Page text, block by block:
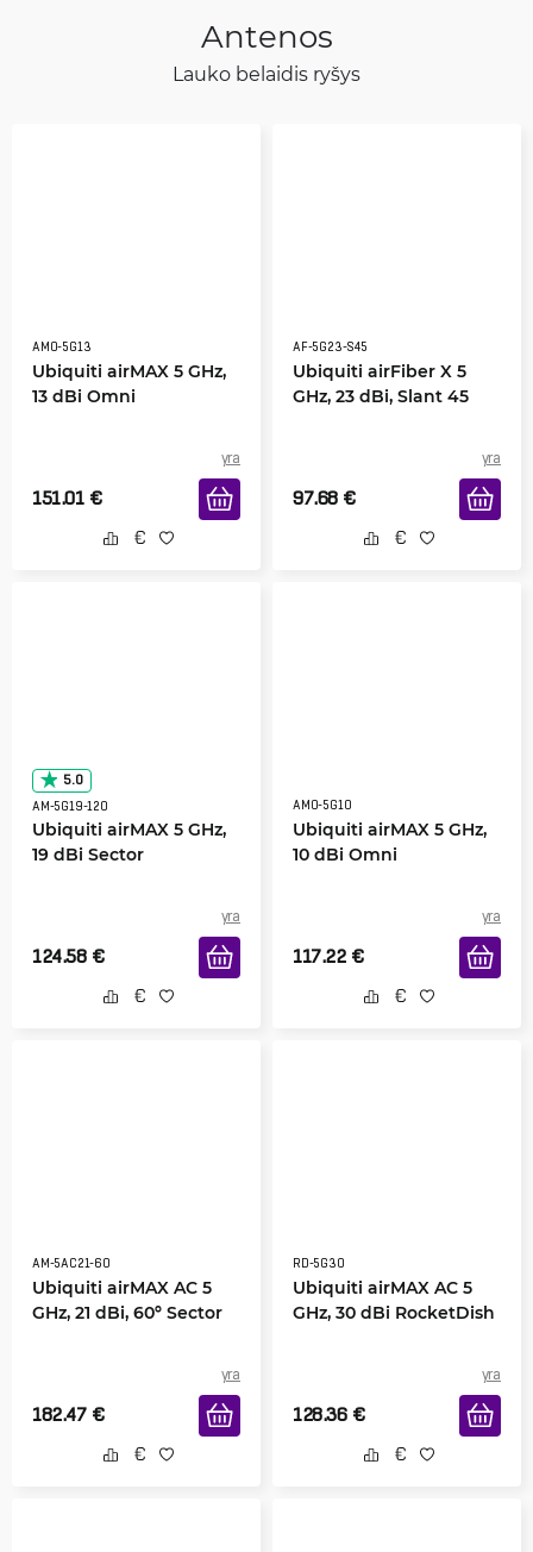
Antenos
Lauko belaidis ryšys
AMO-5G13
Ubiquiti airMAX 5 GHz,
13 dBi Omni
yra
151.01 €
AF-5G23-S45
Ubiquiti airFiber X 5
GHz, 23 dBi, Slant 45
yra
97.68 €
5.0
AM-5G19-120
Ubiquiti airMAX 5 GHz,
19 dBi Sector
yra
124.58 €
AMO-5G10
Ubiquiti airMAX 5 GHz,
10 dBi Omni
yra
117.22 €
AM-5AC21-60
Ubiquiti airMAX AC 5
GHz, 21 dBi, 60º Sector
yra
182.47 €
RD-5G30
Ubiquiti airMAX AC 5
GHz, 30 dBi RocketDish
yra
128.36 €